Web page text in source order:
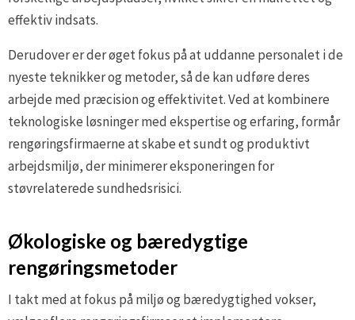
effektiv indsats.
Derudover er der øget fokus på at uddanne personalet i de
nyeste teknikker og metoder, så de kan udføre deres
arbejde med præcision og effektivitet. Ved at kombinere
teknologiske løsninger med ekspertise og erfaring, formår
rengøringsfirmaerne at skabe et sundt og produktivt
arbejdsmiljø, der minimerer eksponeringen for
støvrelaterede sundhedsrisici.
Økologiske og bæredygtige
rengøringsmetoder
I takt med at fokus på miljø og bæredygtighed vokser,